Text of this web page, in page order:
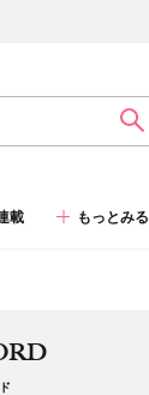
載 もっとみる